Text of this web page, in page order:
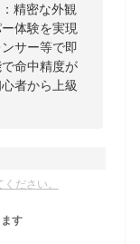
精密な外観
体験を実現
サー等で即
命中精度が
者から上級
ださい。
す